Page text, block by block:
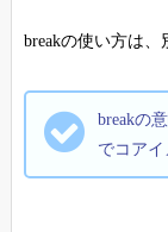
breakの使い方は、
breakの
でコアイ